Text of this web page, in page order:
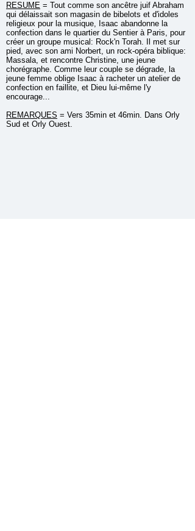
RESUME = Tout comme son ancêtre juif Abraham
qui délaissait son magasin de bibelots et d'idoles
religieux pour la musique, Isaac abandonne la
confection dans le quartier du Sentier à Paris, pour
créer un groupe musical: Rock'n Torah. Il met sur
pied, avec son ami Norbert, un rock-opéra biblique:
Massala, et rencontre Christine, une jeune
chorégraphe. Comme leur couple se dégrade, la
jeune femme oblige Isaac à racheter un atelier de
confection en faillite, et Dieu lui-même l'y
encourage...
REMARQUES = Vers 35min et 46min. Dans Orly
Sud et Orly Ouest.